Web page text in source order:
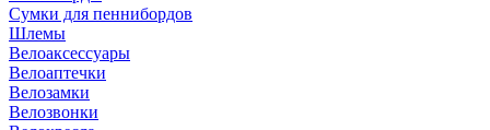
Сумки для пеннибордов
Шлемы
Велоаксессуары
Велоаптечки
Велозамки
Велозвонки